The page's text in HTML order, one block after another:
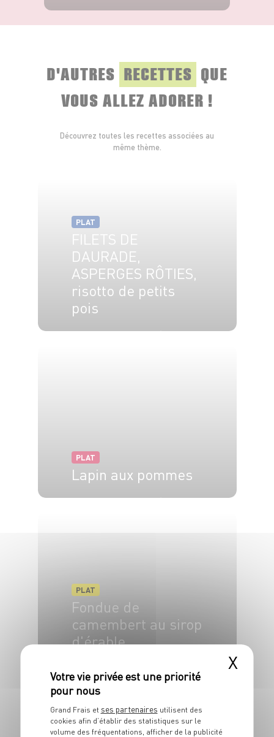
D'AUTRES RECETTES QUE
VOUS ALLEZ ADORER !
Découvrez toutes les recettes associées au
même thème.
PLAT
FILETS DE
DAURADE,
ASPERGES RÔTIES,
risotto de petits
pois
PLAT
Lapin aux pommes
PLAT
Fondue de
camembert au sirop
d'érable
X
Grand Frais et ses partenaires utilisent des
cookies afin d’établir des statistiques sur le
volume des fréquentations, afficher de la publicité